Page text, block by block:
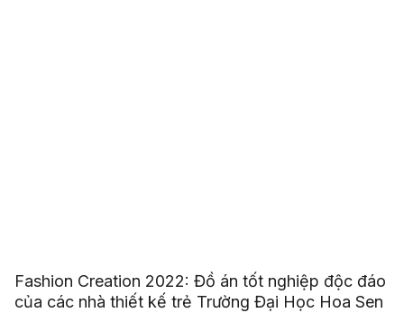
Fashion Creation 2022: Đồ án tốt nghiệp độc đáo
của các nhà thiết kế trẻ Trường Đại Học Hoa Sen